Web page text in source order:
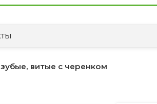
зубые, витые с черенком